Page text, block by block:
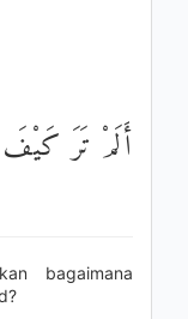
أَلَمْ تَرَ
bagaimana